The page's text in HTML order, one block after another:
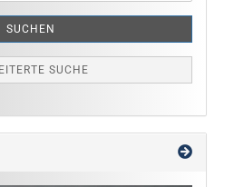
SUCHEN
SUCHE